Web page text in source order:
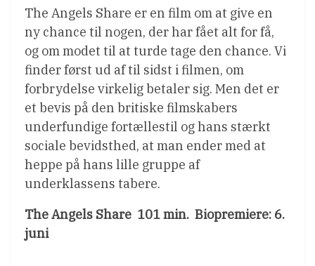
The Angels Share er en film om at give en
ny chance til nogen, der har fået alt for få,
og om modet til at turde tage den chance. Vi
finder først ud af til sidst i filmen, om
forbrydelse virkelig betaler sig. Men det er
et bevis på den britiske filmskabers
underfundige fortællestil og hans stærkt
sociale bevidsthed, at man ender med at
heppe på hans lille gruppe af
underklassens tabere.
The Angels Share  101 min.  Biopremiere: 6.
juni